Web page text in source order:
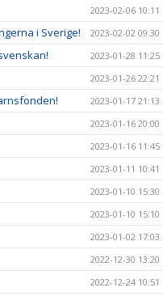
2023-02-06 10:11
i Sverige! 2023-02-02 09:30
2023-01-28 11:25
2023-01-26 22:21
2023-01-17 21:13
2023-01-16 20:00
2023-01-16 11:45
2023-01-11 10:41
2023-01-10 15:30
2023-01-10 15:10
2023-01-02 17:03
2022-12-30 13:20
2022-12-24 10:51